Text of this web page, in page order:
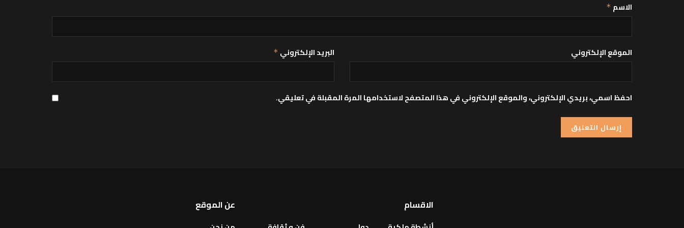
الاسم *
البريد الإلكتروني * الموقع الإلكتروني
احفظ اسمي، بريدي الإلكتروني، والموقع الإلكتروني في هذا المتصفح لاستخدامها المرة المقبلة في تعليقي.
الاقسام عن الموقع